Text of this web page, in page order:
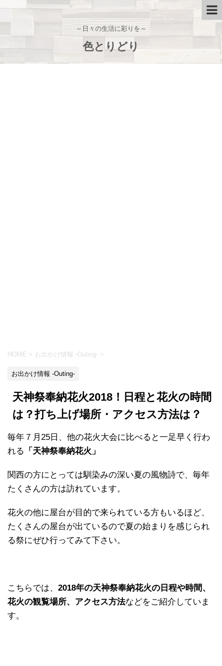
～日々の生活に彩りを～
色とりどり
HOME > お出かけ情報 -Outing- >
お出かけ情報 -Outing-
天神祭奉納花火2018！日程と花火の時間
は？打ち上げ場所・アクセス方法は？
毎年７月25日、他の花火大会に比べると一足早く行わ
れる
「天神祭奉納花火」
関西の方にとっては馴染みの深い夏の風物詩で、毎年
たくさんの方は訪れています。
花火の他に屋台が目的で来られている方もいるほど、
たくさんの屋台が出ているので夏の始まりを感じられ
る祭にぜひ行ってみて下さい。
こちらでは、 2018年の天神祭奉納花火の日程や時間、
花火の観覧場所、アクセス方法などをご紹介していま
す。